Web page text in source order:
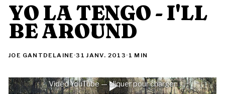
YO LA TENGO - I'LL
BE AROUND
JOE GANTDELAINE ·31 JANV. 2013 · 1 MIN
Vidéo YouTube — cliquer pour charger